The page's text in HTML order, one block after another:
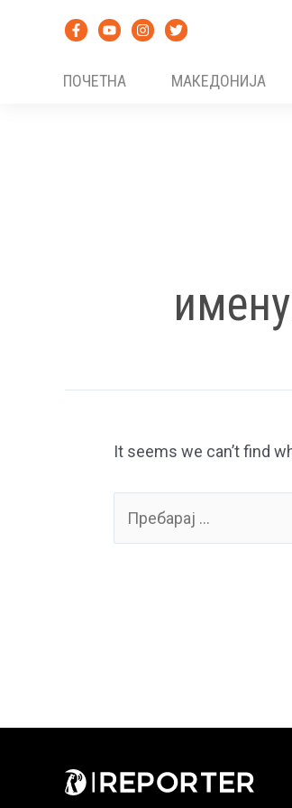
ПОЧЕТНА
МАКЕДОНИЈА
It seems we can’t find
for: